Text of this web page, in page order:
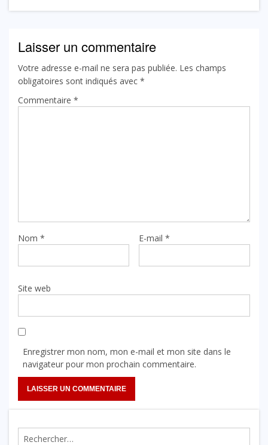
Laisser un commentaire
Votre adresse e-mail ne sera pas publiée. Les champs
obligatoires sont indiqués avec *
Commentaire *
Nom * E-mail *
Site web
Enregistrer mon nom, mon e-mail et mon site dans le
navigateur pour mon prochain commentaire.
Rechercher :